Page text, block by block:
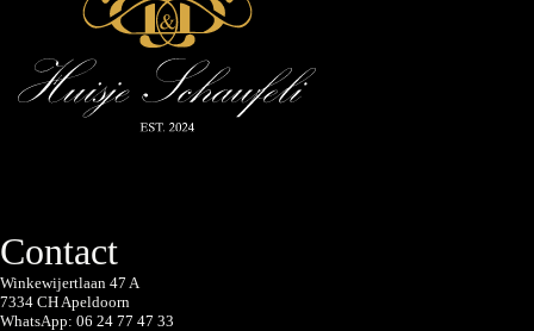
Contact
Winkewijertlaan 47 A
7334 CH Apeldoorn
WhatsApp: 06 24 77 47 33